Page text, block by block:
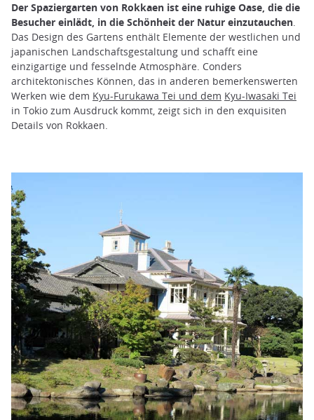
Der Spaziergarten von Rokkaen ist eine ruhige Oase, die die
Besucher einlädt, in die Schönheit der Natur einzutauchen.
Das Design des Gartens enthält Elemente der westlichen und
japanischen Landschaftsgestaltung und schafft eine
einzigartige und fesselnde Atmosphäre. Conders
architektonisches Können, das in anderen bemerkenswerten
Werken wie dem Kyu-Furukawa Tei und dem Kyu-Iwasaki Tei
in Tokio zum Ausdruck kommt, zeigt sich in den exquisiten
Details von Rokkaen.